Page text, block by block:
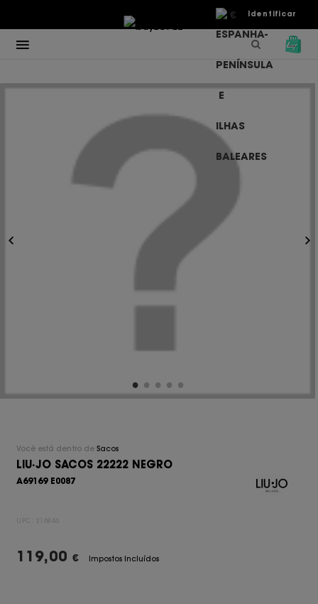
Identificar
€
Você está dentro de Sacos
LIU·JO SACOS 22222 NEGRO
A69169 E0087
UPC: 216846
119,00 € Impostos Incluídos